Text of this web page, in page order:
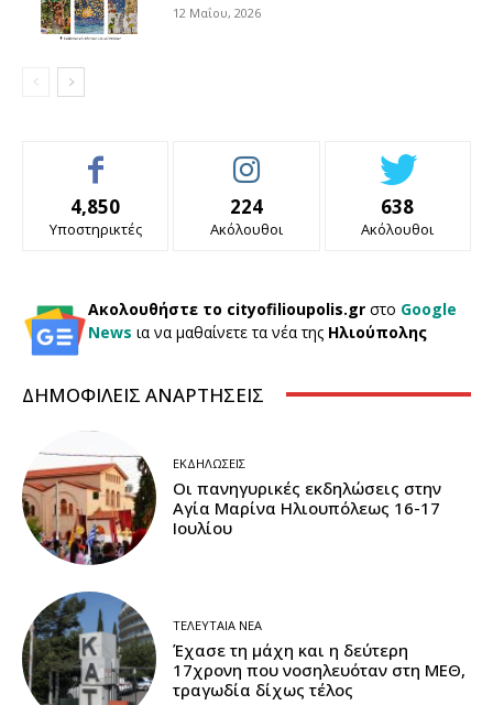
12 Μαΐου, 2026
4,850
Υποστηρικτές
224
Ακόλουθοι
638
Ακόλουθοι
Ακολουθήστε το cityofilioupolis.gr στο Google
News ια να μαθαίνετε τα νέα της Ηλιούπολης
ΔΗΜΟΦΙΛΕΙΣ ΑΝΑΡΤΗΣΕΙΣ
ΕΚΔΗΛΏΣΕΙΣ
Οι πανηγυρικές εκδηλώσεις στην
Αγία Μαρίνα Ηλιουπόλεως 16-17
Ιουλίου
ΤΕΛΕΥΤΑΊΑ ΝΈΑ
Έχασε τη μάχη και η δεύτερη
17χρονη που νοσηλευόταν στη ΜΕΘ,
τραγωδία δίχως τέλος